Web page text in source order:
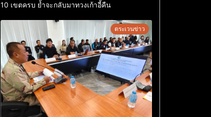
10 เขตครบ ย้ำจะกลับมาทวงเก้าอี้คืน
ตระเวนข่าว